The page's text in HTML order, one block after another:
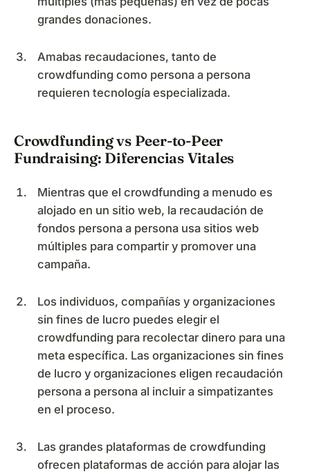
grandes donaciones.
Amabas recaudaciones, tanto de
crowdfunding como persona a persona
requieren tecnología especializada.
Crowdfunding vs Peer-to-Peer
Fundraising: Diferencias Vitales
Mientras que el crowdfunding a menudo es
alojado en un sitio web, la recaudación de
fondos persona a persona usa sitios web
múltiples para compartir y promover una
campaña.
Los individuos, compañías y organizaciones
sin fines de lucro puedes elegir el
crowdfunding para recolectar dinero para una
meta específica. Las organizaciones sin fines
de lucro y organizaciones eligen recaudación
persona a persona al incluir a simpatizantes
en el proceso.
Las grandes plataformas de crowdfunding
ofrecen plataformas de acción para alojar las